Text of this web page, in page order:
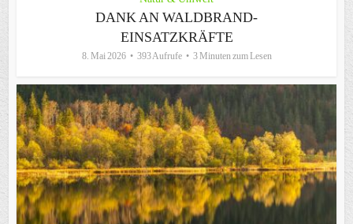
DANK AN WALDBRAND-
EINSATZKRÄFTE
8. Mai 2026 393 Aufrufe 3 Minuten zum Lesen